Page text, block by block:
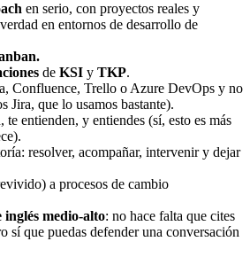
en serio, con proyectos reales y
en entornos de desarrollo de
de KSI y TKP.
Confluence, Trello o Azure DevOps y no
Jira, que lo usamos bastante).
te entienden, y entiendes (sí, esto es más
resolver, acompañar, intervenir y dejar
a procesos de cambio
inglés medio-alto: no hace falta que cites
sí que puedas defender una conversación